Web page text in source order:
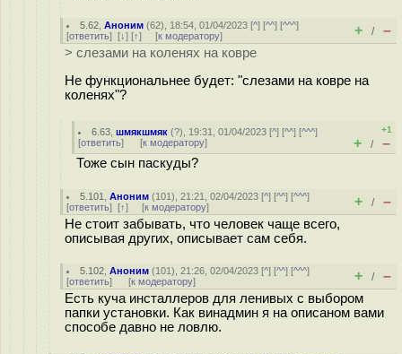
5.62 ,Аноним (62), 18:54, 01/04/2023 [^] [^^] [^^^]
[ответить] [↓] [↑] [к модератору] + / –
> слезами на коленях на ковре
Не функциональнее будет: "слезами на ковре на
коленях"?
6.63 ,шмякшмяк (?), 19:31, 01/04/2023 [^] [^^] [^^^]
[ответить] [к модератору]
+1
+ / –
Тоже сын паскуды?
5.101 ,Аноним (101), 21:21, 02/04/2023 [^] [^^] [^^^]
[ответить] [↑] [к модератору] + / –
Не стоит забывать, что человек чаще всего,
описывая других, описывает сам себя.
5.102 ,Аноним (101), 21:26, 02/04/2023 [^] [^^] [^^^]
[ответить] [к модератору] + / –
Есть куча инсталлеров для ленивых с выбором
папки установки. Как винадмин я на описаном вами
способе давно не ловлю.